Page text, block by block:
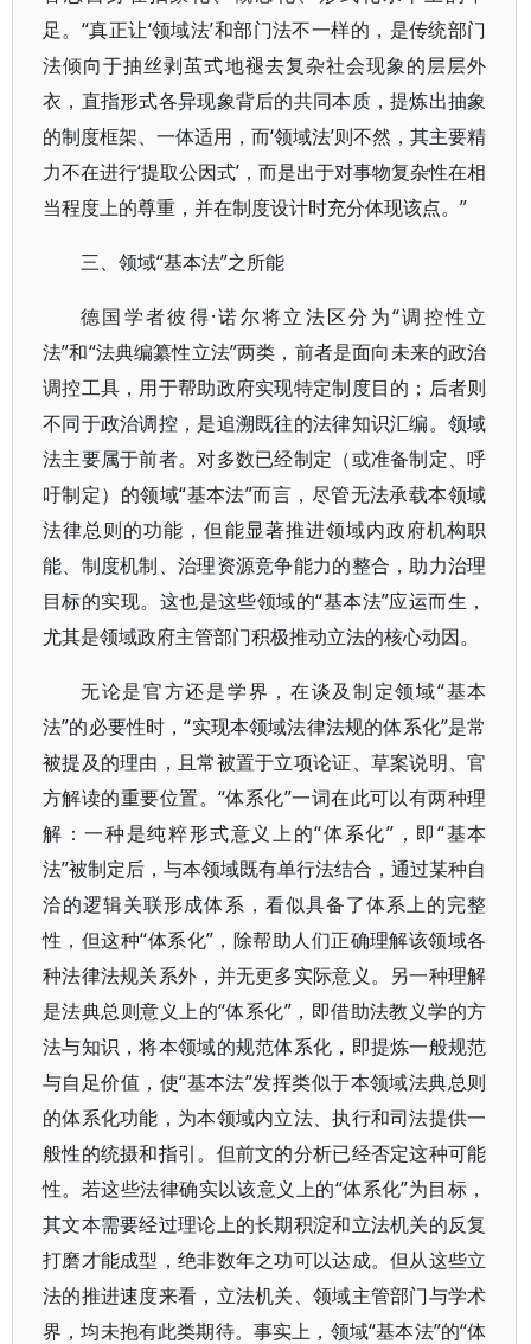
足。“真正让‘领域法’和部门法不一样的，是传统部门
法倾向于抽丝剥茧式地褪去复杂社会现象的层层外
衣，直指形式各异现象背后的共同本质，提炼出抽象
的制度框架、一体适用，而‘领域法’则不然，其主要精
力不在进行‘提取公因式’，而是出于对事物复杂性在相
当程度上的尊重，并在制度设计时充分体现该点。”
三、领域“基本法”之所能
德国学者彼得·诺尔将立法区分为“调控性立
法”和“法典编纂性立法”两类，前者是面向未来的政治
调控工具，用于帮助政府实现特定制度目的；后者则
不同于政治调控，是追溯既往的法律知识汇编。领域
法主要属于前者。对多数已经制定（或准备制定、呼
吁制定）的领域“基本法”而言，尽管无法承载本领域
法律总则的功能，但能显著推进领域内政府机构职
能、制度机制、治理资源竞争能力的整合，助力治理
目标的实现。这也是这些领域的“基本法”应运而生，
尤其是领域政府主管部门积极推动立法的核心动因。
无论是官方还是学界，在谈及制定领域“基本
法”的必要性时，“实现本领域法律法规的体系化”是常
被提及的理由，且常被置于立项论证、草案说明、官
方解读的重要位置。“体系化”一词在此可以有两种理
解：一种是纯粹形式意义上的“体系化”，即“基本
法”被制定后，与本领域既有单行法结合，通过某种自
洽的逻辑关联形成体系，看似具备了体系上的完整
性，但这种“体系化”，除帮助人们正确理解该领域各
种法律法规关系外，并无更多实际意义。另一种理解
是法典总则意义上的“体系化”，即借助法教义学的方
法与知识，将本领域的规范体系化，即提炼一般规范
与自足价值，使“基本法”发挥类似于本领域法典总则
的体系化功能，为本领域内立法、执行和司法提供一
般性的统摄和指引。但前文的分析已经否定这种可能
性。若这些法律确实以该意义上的“体系化”为目标，
其文本需要经过理论上的长期积淀和立法机关的反复
打磨才能成型，绝非数年之功可以达成。但从这些立
法的推进速度来看，立法机关、领域主管部门与学术
界，均未抱有此类期待。事实上，领域“基本法”的“体